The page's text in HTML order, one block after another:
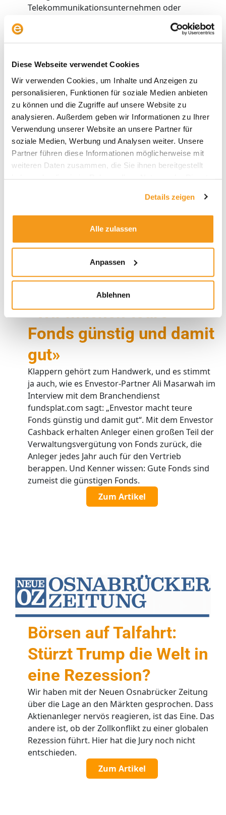
Diese Webseite verwendet Cookies
Wir verwenden Cookies, um Inhalte und Anzeigen zu
personalisieren, Funktionen für soziale Medien anbieten
zu können und die Zugriffe auf unsere Website zu
analysieren. Außerdem geben wir Informationen zu Ihrer
Verwendung unserer Website an unsere Partner für
soziale Medien, Werbung und Analysen weiter. Unsere
Partner führen diese Informationen möglicherweise mit
weiteren Daten zusammen, die Sie ihnen bereitgestellt
Details zeigen
Alle zulassen
Anpassen
Ablehnen
Telekommunikationsunternehmen oder
Energiefirmen. Weil Wachstumsunternehmen in
den vergangenen Jahren in der Gunst der
Anleger weit oben standen, sind
von Indizes wie des MSCI World zurückgefallen.
Das Handelsblatt hat einen Dividendenfonds
ausfindig gemacht und mit Hilfe von Envestor
analysiert.
Zum Artikel
«Wir machen teure
Fonds günstig und damit
gut»
Klappern gehört zum Handwerk, und es stimmt
ja auch, wie es Envestor-Partner Ali Masarwah im
Interview mit dem Branchendienst
fundsplat.com sagt: „Envestor macht teure
Fonds günstig und damit gut“. Mit dem Envestor
Cashback erhalten Anleger einen großen Teil der
Verwaltungsvergütung von Fonds zurück, die
Anleger jedes Jahr auch für den Vertrieb
berappen. Und Kenner wissen: Gute Fonds sind
zumeist die günstigen Fonds.
Zum Artikel
Börsen auf Talfahrt:
Stürzt Trump die Welt in
eine Rezession?
Wir haben mit der Neuen Osnabrücker Zeitung
über die Lage an den Märkten gesprochen. Dass
Aktienanleger nervös reagieren, ist das Eine. Das
andere ist, ob der Zollkonflikt zu einer globalen
Rezession führt. Hier hat die Jury noch nicht
entschieden.
Zum Artikel